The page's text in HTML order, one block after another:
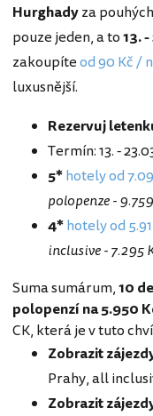
Hurghadyza
pouze jeden, a to13.
zakoupíteod 90 Kč /
luxusnější.
Rezervuj
Termín: 13. -
5*hotely od
polopenze -
4*hotely od
inclusive - 7.295
Suma sumárum,10
polopenzí na 5.950
CK, která je v tuto
Zobrazit
Prahy, all
Zobrazit